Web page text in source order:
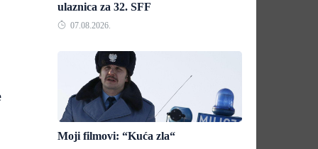
ulaznica za 32. SFF
07.08.2026.
Moji filmovi: “Kuća zla“